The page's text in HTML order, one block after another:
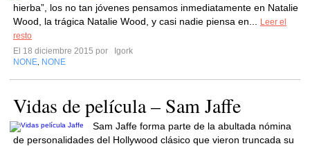
hierba”, los no tan jóvenes pensamos inmediatamente en Natalie
Wood, la trágica Natalie Wood, y casi nadie piensa en...
Leer el
resto
El 18 diciembre 2015 por
Igork
NONE NONE
Vidas de película – Sam Jaffe
Sam Jaffe forma parte de la abultada nómina
de personalidades del Hollywood clásico que vieron truncada su